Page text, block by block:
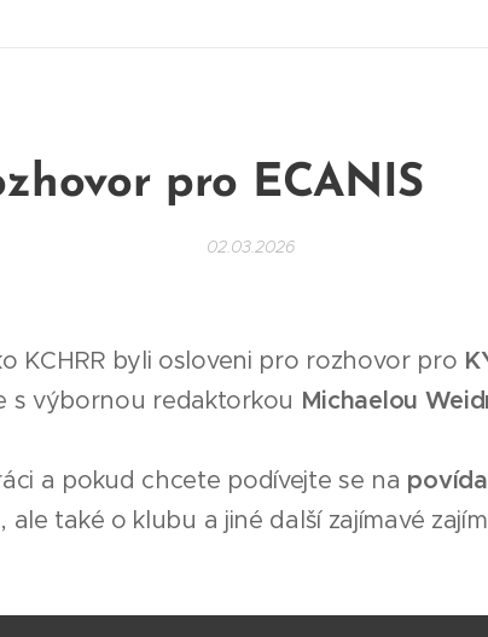
pro ECANIS
02.03.2026
KCHRR byli osloveni pro rozhovor pro
s výbornou redaktorkou Michaelou
a pokud chcete podívejte se na
také o klubu a jiné další zajímavé